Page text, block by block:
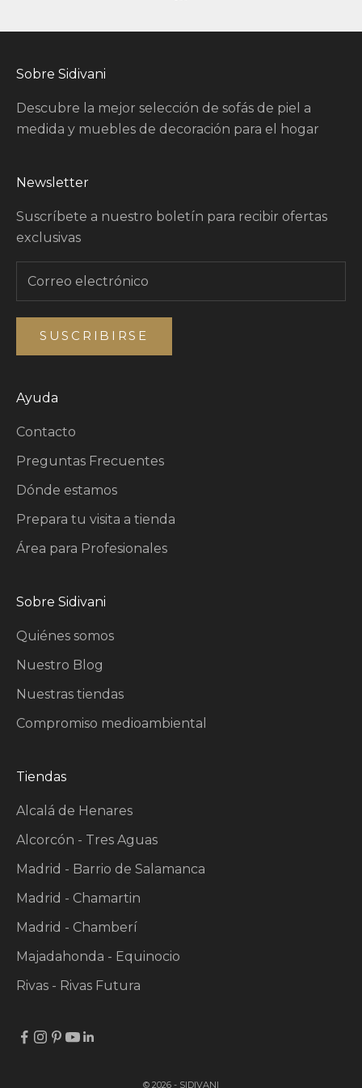
Ir al artículo 1
Ir al artículo 2
Ir al artículo 3
Sobre Sidivani
Descubre la mejor selección de sofás de piel a
medida y muebles de decoración para el hogar
Newsletter
Suscríbete a nuestro boletín para recibir ofertas
exclusivas
SUSCRIBIRSE
Ayuda
Contacto
Preguntas Frecuentes
Dónde estamos
Prepara tu visita a tienda
Área para Profesionales
Sobre Sidivani
Quiénes somos
Nuestro Blog
Nuestras tiendas
Compromiso medioambiental
Tiendas
Alcalá de Henares
Alcorcón - Tres Aguas
Madrid - Barrio de Salamanca
Madrid - Chamartin
Madrid - Chamberí
Majadahonda - Equinocio
Rivas - Rivas Futura
© 2026 - SIDIVANI